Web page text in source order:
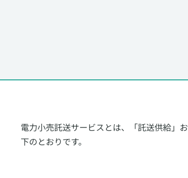
電力小売託送サービスとは、「託送供給」
下のとおりです。